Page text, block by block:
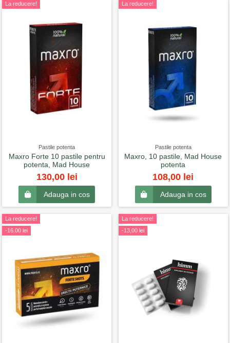
La reducere!
Pastile potenta
Maxro Forte 10 pastile pentru
potenta, Mad House
130,00 lei
Adauga in cos
La reducere!
Pastile potenta
Maxro, 10 pastile, Mad House
potenta
108,00 lei
Adauga in cos
La reducere!
-16,00 lei
La reducere!
-13,00 lei